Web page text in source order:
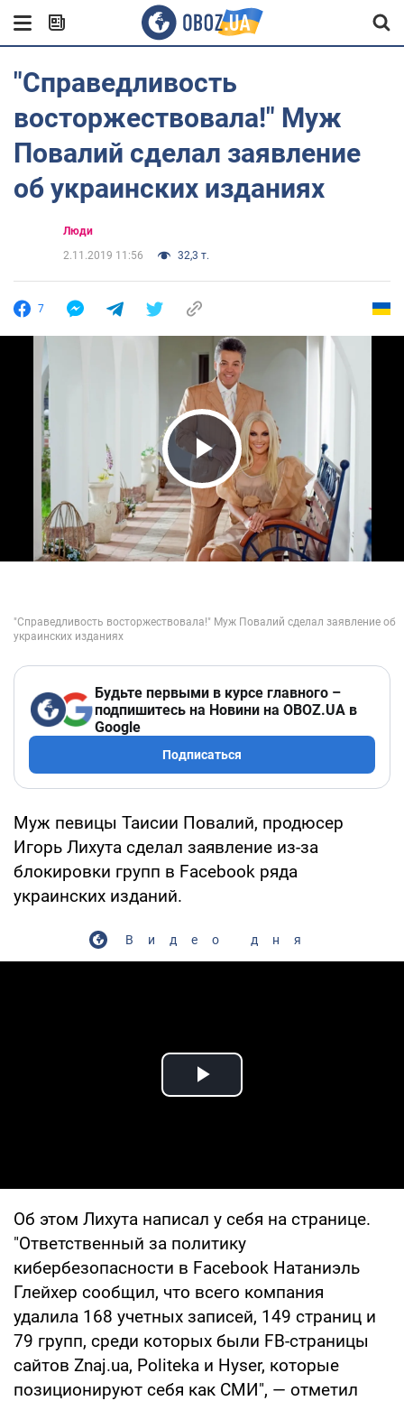
"Справедливость
восторжествовала!" Муж
Повалий сделал заявление
об украинских изданиях
Люди
2.11.2019 11:56
32,3 т.
7
Play Video
Будьте первыми в курсе главного –
подпишитесь на Новини на OBOZ.UA в
Google
Подписаться
Муж певицы Таисии Повалий, продюсер
Игорь Лихута сделал заявление из-за
блокировки групп в Facebook ряда
украинских изданий.
Видео дня
Play Video
Об этом Лихута написал у себя на странице.
"Ответственный за политику
кибербезопасности в Facebook Натаниэль
Глейхер сообщил, что всего компания
удалила 168 учетных записей, 149 страниц и
79 групп, среди которых были FB-страницы
сайтов Znaj.ua, Politeka и Hyser, которые
позиционируют себя как СМИ", — отметил